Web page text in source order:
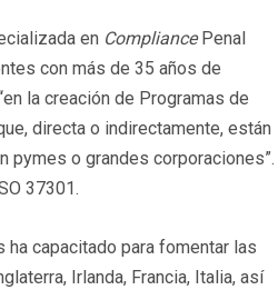
en CompliancePenal
con más de 35 años de
la creación de Programas de
directa o indirectamente, están
pymes o grandes corporaciones”.
37301.
ha capacitado para fomentar las
Irlanda, Francia, Italia, así